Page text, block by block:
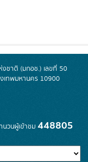
งชาติ (มกอช.) เลขที่ 50
เทพมหานคร 10900
นวนผู้เข้าชม448805